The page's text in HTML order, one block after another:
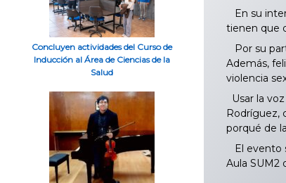
En su
tienen que
Por su
Además,
violencia
Usar la
Rodríguez,
porqué de
El evento
Aula SUM2
Concluyen actividades del Curso de
Inducción al Área de Ciencias de la
Salud